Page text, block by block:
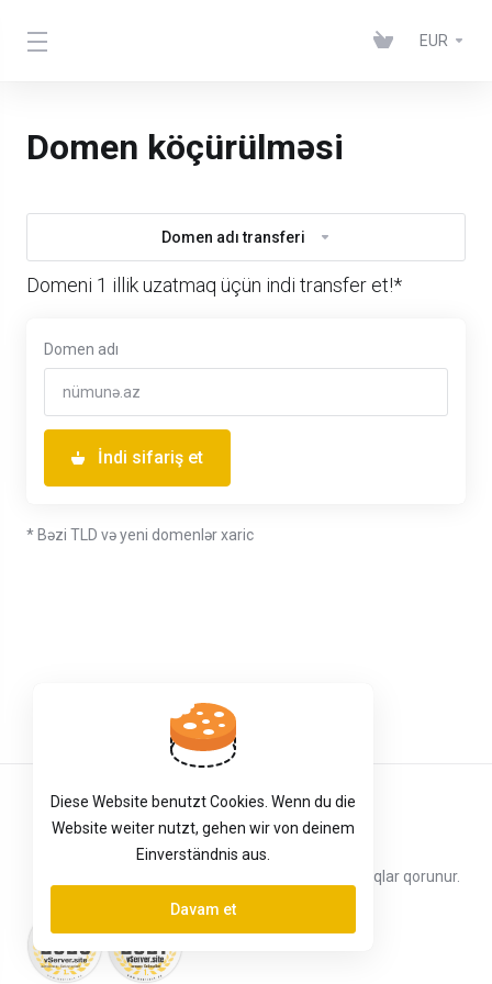
EUR
Domen köçürülməsi
Domen adı transferi
Domeni 1 illik uzatmaq üçün indi transfer et!*
Domen adı
İndi sifariş et
* Bəzi TLD və yeni domenlər xaric
Müəllif hüquqları © 2026 vServer.site. Bütün hüquqlar qorunur.
Azerbaijani
Diese Website benutzt Cookies. Wenn du die
Website weiter nutzt, gehen wir von deinem
Einverständnis aus.
Davam et